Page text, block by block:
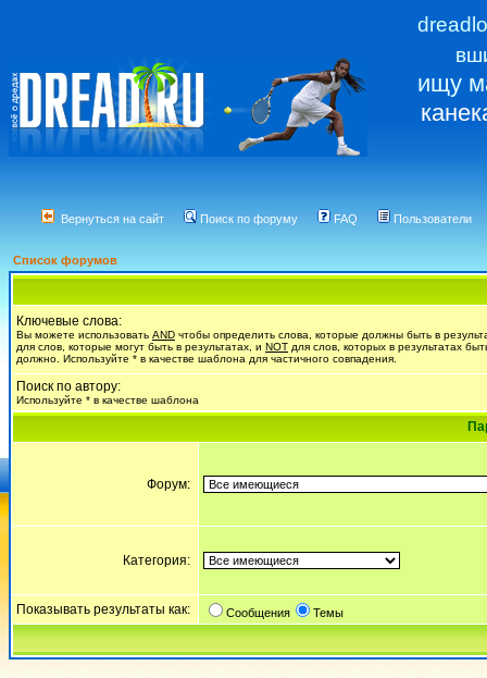
ищу
Вернуться на сайт Поиск по форуму FAQ Пользователи
Список форумов
Ключевые слова:
Вы можете использовать AND чтобы определить слова, которые должны быть в
для слов, которые могут быть в результатах, и NOT для слов, которых в результатах
должно. Используйте * в качестве шаблона для частичного совпадения.
Поиск по автору:
Используйте * в качестве шаблона
Форум:
Категория:
Показывать результаты как: Сообщения Темы